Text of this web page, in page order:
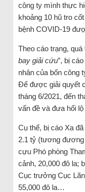
công ty mình thực
khoảng 10 hũ tro
bệnh COVID-19
Theo cáo trạng,
bay giải cứu”, bị
nhân của bốn công
Để được giải quyết
tháng 6/2021, đến
vấn đề và đưa hối
Cụ thể, bị cáo Xa
2.1 tỷ (tương đương
cựu Phó phòng
cảnh, 20,000 đô la;
Cục trưởng Cục
55,000 đô la…